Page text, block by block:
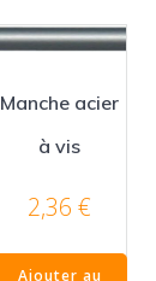
Manche acier
à vis
2,36 €
Ajouter au